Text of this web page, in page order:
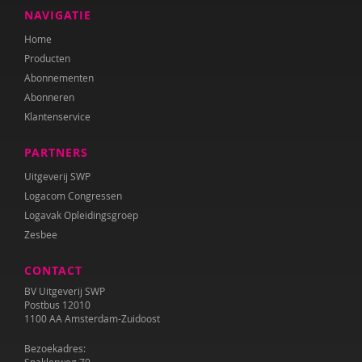
NAVIGATIE
Home
Producten
Abonnementen
Abonneren
Klantenservice
PARTNERS
Uitgeverij SWP
Logacom Congressen
Logavak Opleidingsgroep
Zesbee
CONTACT
BV Uitgeverij SWP
Postbus 12010
1100 AA Amsterdam-Zuidoost
Bezoekadres: